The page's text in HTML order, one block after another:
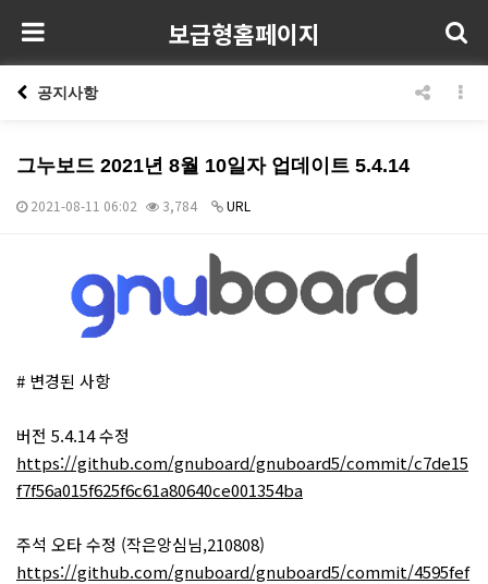
보급형홈페이지
공지사항
그누보드 2021년 8월 10일자 업데이트 5.4.14
2021-08-11 06:02 3,784 URL
# 변경된 사항
버전 5.4.14 수정
https://github.com/gnuboard/gnuboard5/commit/c7de15
f7f56a015f625f6c61a80640ce001354ba
주석 오타 수정 (작은앙심님,210808)
https://github.com/gnuboard/gnuboard5/commit/4595fef